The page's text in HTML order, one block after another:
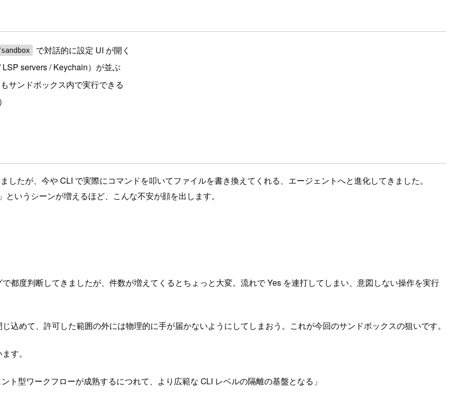
で対話的に設定 UI が開く
servers / Keychain）が並ぶ
サンドボックス内で実行できる
たが、今や CLI で実際にコマンドを叩いてファイルを書き換えてくれる、エージェントへと進化してきました。
いうシーンが増えるほど、こんな不安が顔を出します。
都度判断してきましたが、件数が増えてくるとちょっと大変。流れで Yes を連打してしまい、意図しない操作を実行
込めて、許可した範囲の外には物理的に手が届かないようにしてしまおう。これが今回のサンドボックスの狙いです。
す。
ト型ワークフローが成熟するにつれて、より広範な CLI レベルの隔離の基盤となる」